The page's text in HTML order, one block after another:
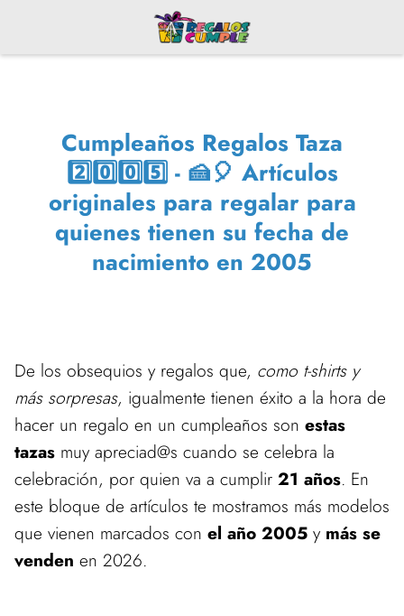
Cumpleaños Regalos Taza
2️⃣0️⃣0️⃣5️⃣ - 🍰🎈 Artículos
originales para regalar para
quienes tienen su fecha de
nacimiento en 2005
De los obsequios y regalos que, como t-shirts y
más sorpresas, igualmente tienen éxito a la hora de
hacer un regalo en un cumpleaños son estas
tazas muy apreciad@s cuando se celebra la
celebración, por quien va a cumplir 21 años. En
este bloque de artículos te mostramos más modelos
que vienen marcados con el año 2005 y más se
venden en 2026.